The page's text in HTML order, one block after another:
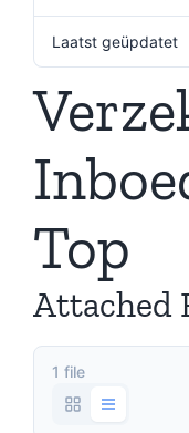
Laatst geüpdatet
Top
Attached
1 file